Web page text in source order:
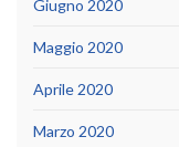
Giugno 2020
Maggio 2020
Aprile 2020
Marzo 2020